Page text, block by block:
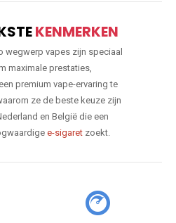
KENMERKEN
wegwerp vapes zijn speciaal
maximale prestaties,
premium vape-ervaring te
ze de beste keuze zijn
en België die een
e-sigaretzoekt.